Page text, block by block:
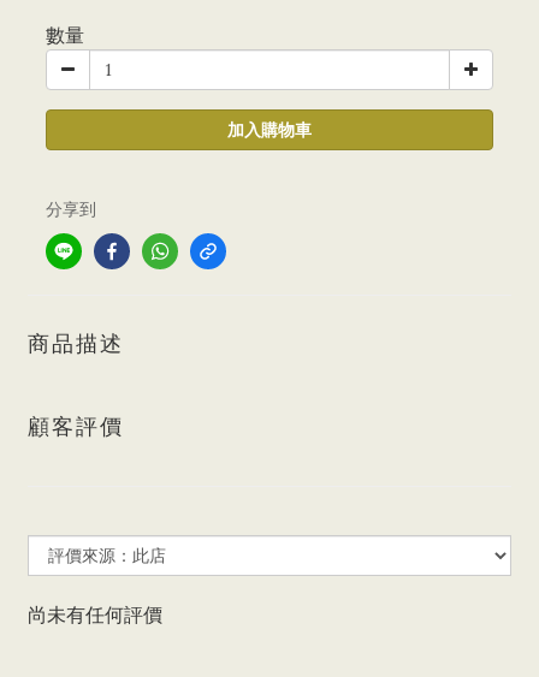
數量
加入購物車
分享到
商品描述
顧客評價
尚未有任何評價